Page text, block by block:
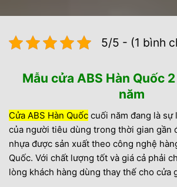
5/5 - (1 bình
Mẫu cửa ABS Hàn Quốc
năm
Cửa ABS Hàn Quốc cuối năm đang là sự
của người tiêu dùng trong thời gian gần
nhựa được sản xuất theo công nghệ
Quốc. Với chất lượng tốt và giá cả phải
lòng khách hàng dùng thay thế cho cửa